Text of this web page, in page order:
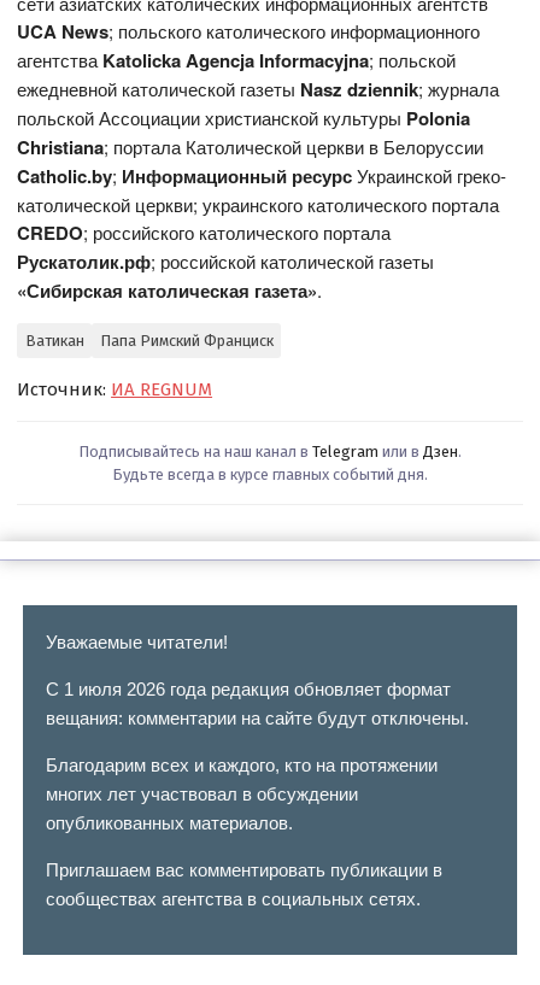
UCA News; польского католического информационного
агентстваKatolicka Agencja Informacyjna; польской
ежедневной католической газеты Nasz dziennik; журнала
польской Ассоциации христианской культуры Polonia
Christiana; портала Католической церкви в Белоруссии
Catholic.by; Информационный ресурсУкраинской греко-
католической церкви; украинского католического портала
CREDO; российского католического портала
Рускатолик.рф; российской католической газеты
«Сибирская католическая газета».
Ватикан Папа Римский Франциск
Источник: ИА REGNUM
Подписывайтесь на наш канал в Telegram или в Дзен.
Будьте всегда в курсе главных событий дня.
Уважаемые читатели!
С 1 июля 2026 года редакция обновляет формат
вещания: комментарии на сайте будут отключены.
Благодарим всех и каждого, кто на протяжении
многих лет участвовал в обсуждении
опубликованных материалов.
Приглашаем вас комментировать публикации в
сообществах агентства в социальных сетях.